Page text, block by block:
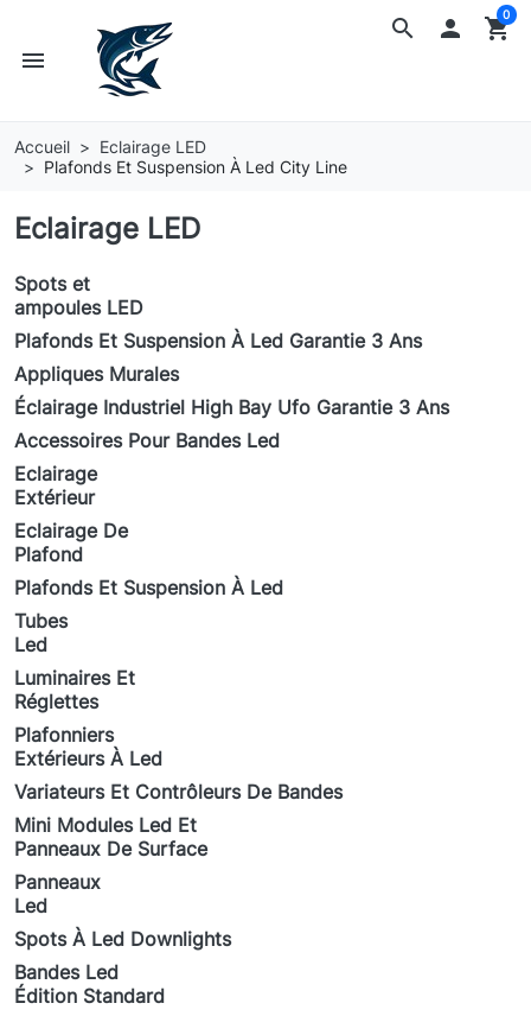
search
menu
 shopping_cart
0
Accueil
Eclairage LED
Plafonds Et Suspension À Led City Line
Eclairage LED
Spots et
ampoules LED
Plafonds Et Suspension À Led Garantie 3 Ans
Appliques Murales
Éclairage Industriel High Bay Ufo Garantie 3 Ans
Accessoires Pour Bandes Led
Eclairage
Extérieur
Eclairage De
Plafond
Plafonds Et Suspension À Led
Tubes
Led
Luminaires Et
Réglettes
Plafonniers
Extérieurs À Led
Variateurs Et Contrôleurs De Bandes
Mini Modules Led Et
Panneaux De Surface
Panneaux
Led
Spots À Led Downlights
Bandes Led
Édition Standard